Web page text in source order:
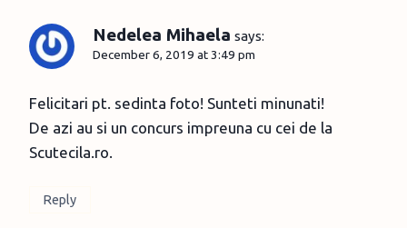
Nedelea Mihaela says:
December 6, 2019 at 3:49 pm
Felicitari pt. sedinta foto! Sunteti minunati!
De azi au si un concurs impreuna cu cei de la
Scutecila.ro.
Reply